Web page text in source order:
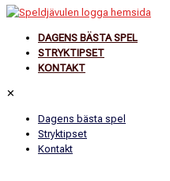
DAGENS BÄSTA SPEL
STRYKTIPSET
KONTAKT
✕
Dagens bästa spel
Stryktipset
Kontakt